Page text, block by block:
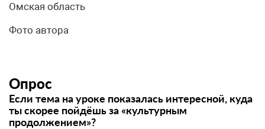
Омская область
Фото автора
Опрос
Если тема на уроке показалась интересной, куда
ты скорее пойдёшь за «культурным
продолжением»?